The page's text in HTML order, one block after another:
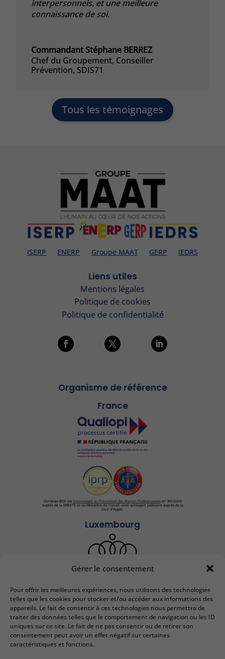
Gérer le consentement
Pour offrir les meilleures expériences, nous utilisons des technologies
telles que les cookies pour stocker et/ou accéder aux informations des
appareils. Le fait de consentir à ces technologies nous permettra de
traiter des données telles que le comportement de navigation ou les ID
uniques sur ce site. Le fait de ne pas consentir ou de retirer son
consentement peut avoir un effet négatif sur certaines
caractéristiques et fonctions.
interpersonnels, et une meilleure
connaissance de soi.
Commandant Stéphane BERREZ
Chef du Groupement, Conseiller
Prévention, SDIS71
Tous les témoignages
Organisme de référence
France
Christian BOS est Intervenant en Prévention des Risques Professionnels(n° 39/2024)
auprès de la DREETS et du Ministère du Travail, ainsi qu'expert judiciaire auprès de la
Cour d'Appel.
Luxembourg
ISERP ENERP Groupe MAAT GERP IEDRS
Liens utiles
Mentions légales
Politique de cookies
Politique de confidentialité
IEDRS France
2 bis Rue Lafayette
57000 Metz
Email :contact@iedrs.com
Tél. :+33 (0)3 87 50 81 58